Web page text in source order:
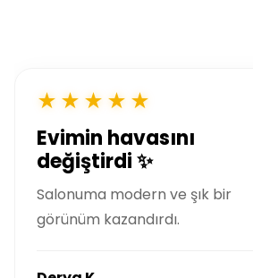
★★★★★
Evimin havasını
değiştirdi ✨
Salonuma modern ve şık bir
görünüm kazandırdı.